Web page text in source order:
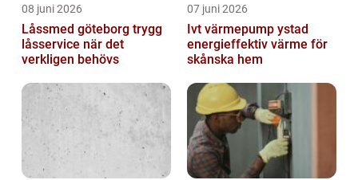
08 juni 2026
Låssmed göteborg trygg
låsservice när det
verkligen behövs
07 juni 2026
Ivt värmepump ystad
energieffektiv värme för
skånska hem